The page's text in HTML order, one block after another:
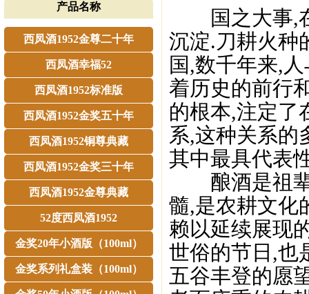
产品名称
西凤酒1952金尊二十年
西凤酒幸福52
西凤酒1952标准版
西凤酒1952金奖五十年
西凤酒1952铜尊典藏
西凤酒1952金奖三十年
西凤酒1952金尊典藏
52度西凤酒1952
金奖20年小酒版（100ml）
金奖系列礼盒装（100ml）
国之大事,在
沉淀.刀耕火种
国,数千年来,
着历史的前行
的根本,注定了
系,这种关系的
其中最具代表
酿酒是祖辈
髓,是农耕文化
赖以延续展现
世俗的节日,也
五谷丰登的愿